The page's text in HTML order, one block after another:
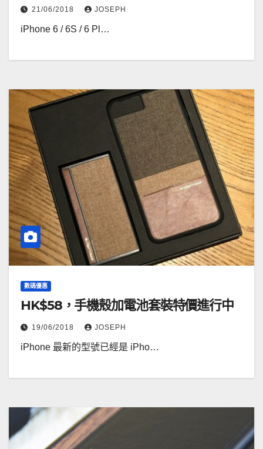
21/06/2018 JOSEPH
iPhone 6 / 6S / 6 Pl…
數碼優惠
HK$58，手機殼加電池套裝特價進行中
19/06/2018 JOSEPH
iPhone 最新的型號已經是 iPho…